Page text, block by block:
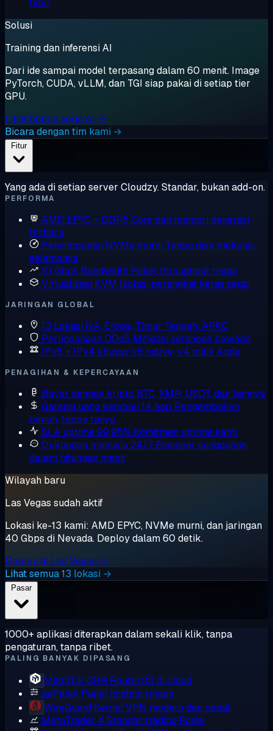
tidur
Solusi
Training dan inferensi AI
Dari ide sampai model terpasang dalam 60 menit. Image
PyTorch, CUDA, vLLM, dan TGI siap pakai di setiap tier
GPU.
Lihat beban kerja AI →
Bicara dengan tim kami →
Fitur
Yang ada di setiap server Cloudzy. Standar, bukan add-on.
PERFORMA
AMD EPYC + DDR5 Core dan memori generasi
terbaru
Penyimpanan NVMe murni Tanpa disk mekanis,
selamanya
10 Gbps Bandwidth Paket throughput tinggi
Virtualisasi KVM Isolasi perangkat keras sejati
JARINGAN GLOBAL
13 Lokasi NA, Eropa, Timur Tengah, APAC
Perlindungan DDoS Mitigasi serangan bawaan
IPv6 + IPv4 khusus v6 native, v4 milik Anda
PENAGIHAN & KEPERCAYAAN
Bayar dengan kripto BTC, XMR, USDT, dan lainnya
Garansi uang kembali 14 hari Pengembalian
penuh, tanpa tanya
SLA uptime 99,95% Komitmen uptime kami
Dukungan manusia 24/7 Engineer sungguhan,
dalam hitungan menit
Wilayah baru
Las Vegas sudah aktif
Lokasi ke-13 kami: AMD EPYC, NVMe murni, dan jaringan
40 Gbps di Nevada. Deploy dalam 60 detik.
Deploy di Las Vegas →
Lihat semua 13 lokasi →
Pasar
1000+ aplikasi diterapkan dalam sekali klik, tanpa
pengaturan, tanpa ribet.
PALING BANYAK DIPASANG
MikroTik CHR RouterOS di cloud
aaPanel Panel hosting ringan
WireGuard Kernel VPN modern dan cepat
MetaTrader 4 Standar trading Forex